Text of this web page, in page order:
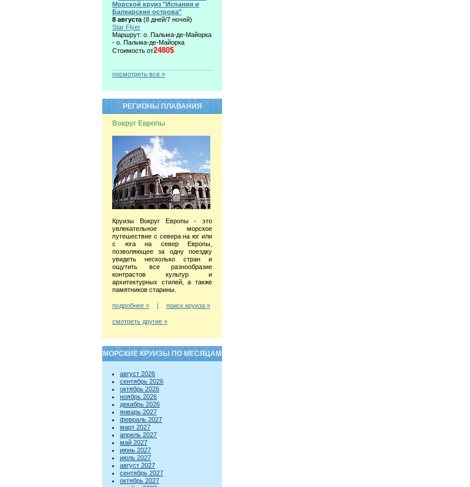
Морской круиз "Испания и
Балеарские острова"
8 августа (8 дней/7 ночей)
Star Flyer
Маршрут: о. Пальма-де-Майорка
- о. Пальма-де-Майорка
Стоимость от2480$
посмотреть все »
РЕГИОНЫ ПЛАВАНИЯ
Вокруг Европы
Круизы Вокруг Европы - это
увлекательное морское
путешествие с севера на юг или
с юга на север Европы,
позволяющее за одну поездку
увидеть несколько стран и
ощутить все разнообразие
контрастов культур и
архитектурных стилей, а также
памятников старины.
подробнее » | поиск круиза »
смотреть другие »
МОРСКИЕ КРУИЗЫ ПО МЕСЯЦАМ
август 2026
сентябрь 2026
октябрь 2026
ноябрь 2026
декабрь 2026
январь 2027
февраль 2027
март 2027
апрель 2027
май 2027
июнь 2027
июль 2027
август 2027
сентябрь 2027
октябрь 2027